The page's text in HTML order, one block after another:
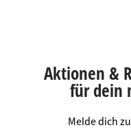
Aktionen &
für dein
Melde dich